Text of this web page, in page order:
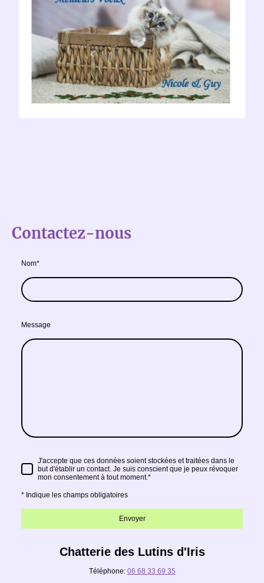
Contactez-nous
Nom*
Message
J'accepte que ces données soient stockées et traitées dans le
but d'établir un contact. Je suis conscient que je peux révoquer
mon consentement à tout moment.*
* Indique les champs obligatoires
Envoyer
Chatterie des Lutins d'Iris
Téléphone: 06 68 33 69 35